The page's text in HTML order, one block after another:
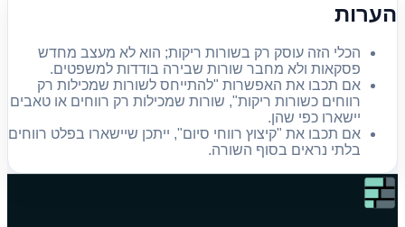
הערות
הכלי הזה עוסק רק בשורות ריקות; הוא לא מעצב מחדש
פסקאות ולא מחבר שורות שבירה בודדות למשפטים.
אם תכבו את האפשרות "להתייחס לשורות שמכילות רק
רווחים כשורות ריקות", שורות שמכילות רק רווחים או טאבים
יישארו כפי שהן.
אם תכבו את "קיצוץ רווחי סיום", ייתכן שיישארו בפלט רווחים
בלתי נראים בסוף השורה.